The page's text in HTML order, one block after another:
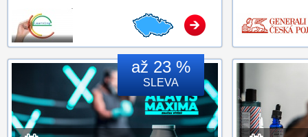
až 23 %
SLEVA